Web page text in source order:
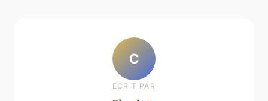
C
ECRIT PAR